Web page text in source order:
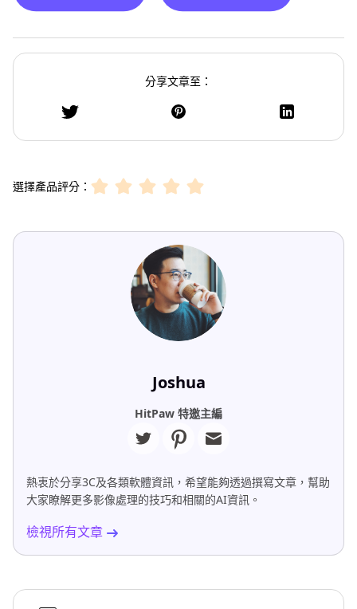
分享文章至：
選擇產品評分：
Joshua
HitPaw 特邀主編
熱衷於分享3C及各類軟體資訊，希望能夠透過撰寫文章，幫助
大家瞭解更多影像處理的技巧和相關的AI資訊。
檢視所有文章